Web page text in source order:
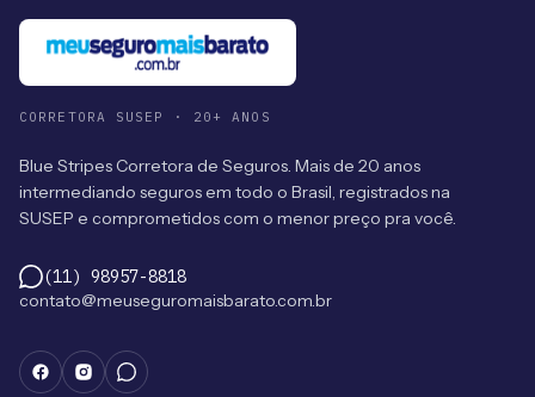
CORRETORA SUSEP · 20+ ANOS
Blue Stripes Corretora de Seguros. Mais de 20 anos
intermediando seguros em todo o Brasil, registrados na
SUSEP e comprometidos com o menor preço pra você.
(11) 98957-8818
contato@meuseguromaisbarato.com.br